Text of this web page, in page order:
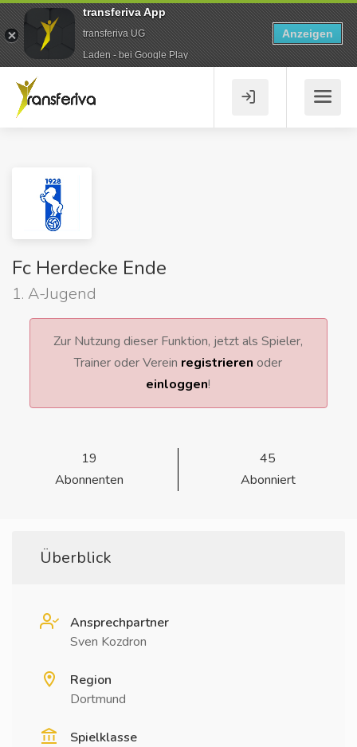
Fc Herdecke Ende
1. A-Jugend
Zur Nutzung dieser Funktion, jetzt als Spieler,
Trainer oder Verein registrieren oder
einloggen!
19
Abonnenten
45
Abonniert
Überblick
Ansprechpartner
Sven Kozdron
Region
Dortmund
Spielklasse
transferiva App
transferiva UG
Laden - bei Google Play
Anzeigen